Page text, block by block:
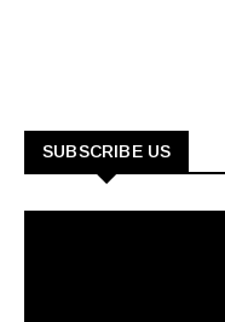
SUBSCRIBE US